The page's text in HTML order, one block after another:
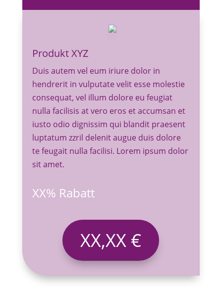
Produkt XYZ
Duis autem vel eum iriure dolor in
hendrerit in vulputate velit esse molestie
consequat, vel illum dolore eu feugiat
nulla facilisis at vero eros et accumsan et
iusto odio dignissim qui blandit praesent
luptatum zzril delenit augue duis dolore
te feugait nulla facilisi. Lorem ipsum dolor
sit amet.
XX% Rabatt
XX,XX €